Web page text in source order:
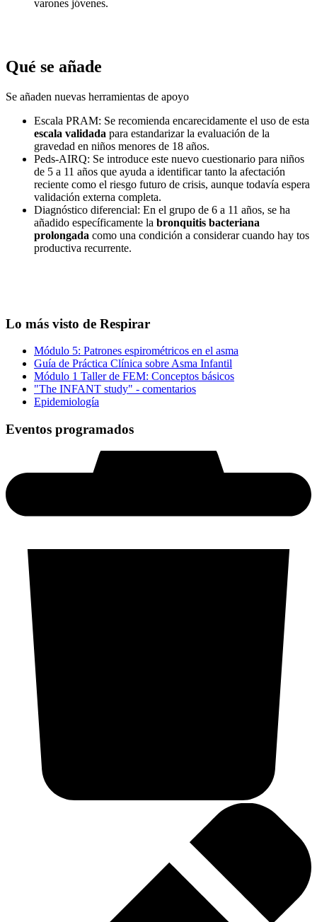
varones jóvenes.
Qué se añade
Se añaden nuevas herramientas de apoyo
Escala PRAM: Se recomienda encarecidamente el uso de esta
escala validada para estandarizar la evaluación de la
gravedad en niños menores de 18 años.
Peds-AIRQ: Se introduce este nuevo cuestionario para niños
de 5 a 11 años que ayuda a identificar tanto la afectación
reciente como el riesgo futuro de crisis, aunque todavía espera
validación externa completa.
Diagnóstico diferencial: En el grupo de 6 a 11 años, se ha
añadido específicamente la bronquitis bacteriana
prolongada como una condición a considerar cuando hay tos
productiva recurrente.
Lo más visto de Respirar
Módulo 5: Patrones espirométricos en el asma
Guía de Práctica Clínica sobre Asma Infantil
Módulo 1 Taller de FEM: Conceptos básicos
"The INFANT study" - comentarios
Epidemiología
Eventos programados